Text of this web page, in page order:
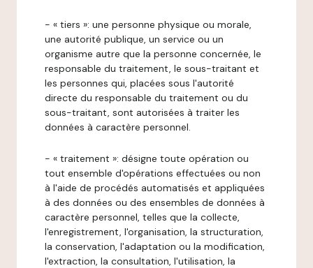
- « tiers »: une personne physique ou morale,
une autorité publique, un service ou un
organisme autre que la personne concernée, le
responsable du traitement, le sous-traitant et
les personnes qui, placées sous l'autorité
directe du responsable du traitement ou du
sous-traitant, sont autorisées à traiter les
données à caractère personnel.
- « traitement »: désigne toute opération ou
tout ensemble d'opérations effectuées ou non
à l'aide de procédés automatisés et appliquées
à des données ou des ensembles de données à
caractère personnel, telles que la collecte,
l'enregistrement, l'organisation, la structuration,
la conservation, l'adaptation ou la modification,
l'extraction, la consultation, l'utilisation, la